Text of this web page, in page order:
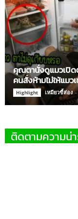
คุณตานั่งดูแมวเปิด
คนสั่งห้ามไม่ให้แมว
Highlight เหมียวขี้ส่อง -
ติดตามความน่